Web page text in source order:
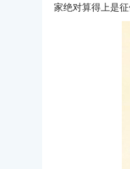
家绝对算得上是